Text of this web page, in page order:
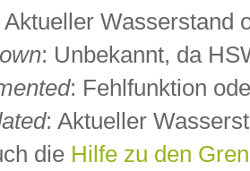
Aktueller Wasserstand
: Unbekannt, da
: Fehlfunktion
: Aktueller
die Hilfe zu den